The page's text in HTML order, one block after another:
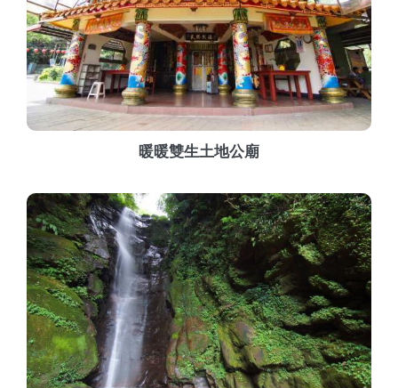
暖暖雙生土地公廟